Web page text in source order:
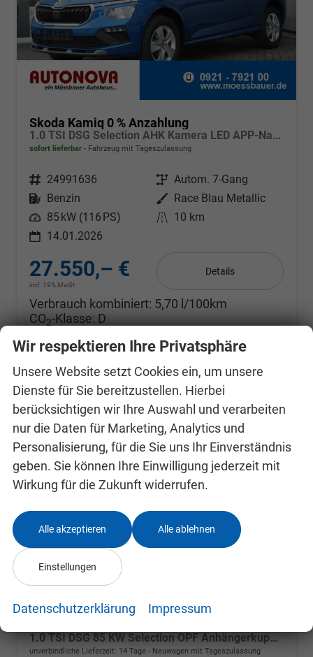
Skoda Kamiq 0 % Anzahlung
1.0 TSI DSG Selection AHK Kamera LED APP-Navi Sitzheizung
sofort lieferbar Fahrzeug mit Tageszulassung
Fahrzeugnr. 24991636 Getriebe Autom. 7-Gang
Kraftstoff
Benzin Außenfarbe
Race Blau Metallic
Leistung 85 kW (116 PS) Kilometerstand 10 km
14.01.2026
27.550,– €
incl. 19% MwSt.
Details
Verbrauch kombiniert: 5,70 l/100km
CO2-Klasse: D
1.0 TSI DSG 85 KW Selection OPF Anhängerkupplung + Winter Paket Plus
unverbindliche Lieferzeit: 14 Tage Neuwagen mit Tageszulassung
Wir respektieren Ihre Privatsphäre
Unsere Website setzt Cookies ein, um unsere
Dienste für Sie bereitzustellen. Hierbei
berücksichtigen wir Ihre Auswahl und verarbeiten
nur die Daten für Marketing, Analytics und
Personalisierung, für die Sie uns Ihr Einverständnis
geben. Sie können Ihre Einwilligung jederzeit mit
Wirkung für die Zukunft widerrufen.
Alle akzeptieren Alle ablehnen
Einstellungen
Datenschutzerklärung Impressum